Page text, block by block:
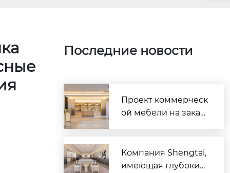
Последние новости
Проект коммерческ
ой мебели на заказ
ершён и введён в э
ксплуатацию (орие
Компания Shengtai,
имеющая глубокие